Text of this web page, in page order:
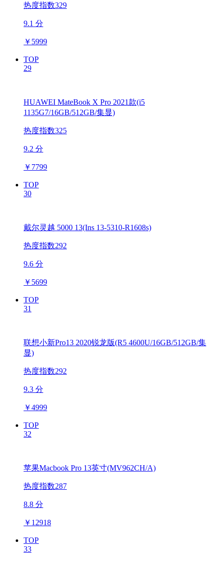
热度指数329
9.1 分
￥ 5999
TOP
29
HUAWEI MateBook X Pro 2021款(i5
1135G7/16GB/512GB/集显)
热度指数325
9.2 分
￥ 7799
TOP
30
戴尔灵越 5000 13(Ins 13-5310-R1608s)
热度指数292
9.6 分
￥ 5699
TOP
31
联想小新Pro13 2020锐龙版(R5 4600U/16GB/512GB/集
显)
热度指数292
9.3 分
￥4999
TOP
32
苹果Macbook Pro 13英寸(MV962CH/A)
热度指数287
8.8 分
￥ 12918
TOP
33